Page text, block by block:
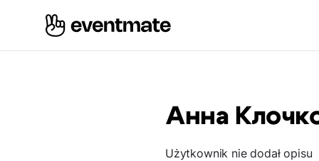
Анна
Użytkownik nie dodał opisu